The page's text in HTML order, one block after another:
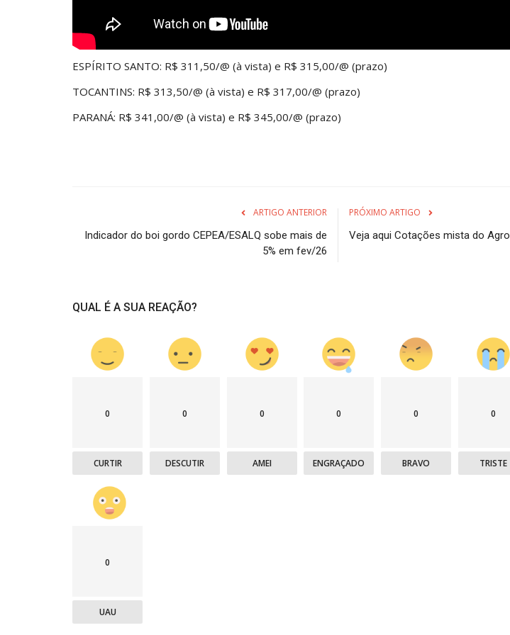
ESPÍRITO SANTO: R$ 311,50/@ (à vista) e R$ 315,00/@ (prazo)
TOCANTINS: R$ 313,50/@ (à vista) e R$ 317,00/@ (prazo)
PARANÁ: R$ 341,00/@ (à vista) e R$ 345,00/@ (prazo)
ARTIGO ANTERIOR
Indicador do boi gordo CEPEA/ESALQ sobe mais de
5% em fev/26
PRÓXIMO ARTIGO
Veja aqui Cotações mista do Agro
QUAL É A SUA REAÇÃO?
0
CURTIR
0
DESCUTIR
0
AMEI
0
ENGRAÇADO
0
BRAVO
0
TRISTE
0
UAU